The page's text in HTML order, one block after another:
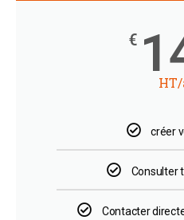
€
créer
Consulter
Contacter